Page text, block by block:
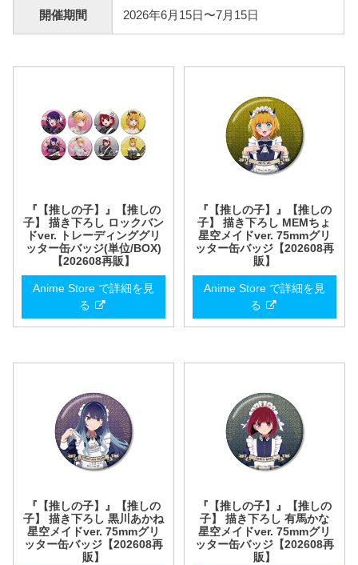
開催期間 2026年6月15日〜7月15日
『【推しの子】』【推しの
子】 描き下ろし ロックバン
ドver. トレーディンググリ
ッター缶バッジ(単位/BOX)
【202608再販】
Anime Store で詳細を見
る
『【推しの子】』【推しの
子】 描き下ろし MEMちょ
星空メイドver. 75mmグリ
ッター缶バッジ【202608再
販】
Anime Store で詳細を見
る
『【推しの子】』【推しの
子】 描き下ろし 黒川あかね
星空メイドver. 75mmグリ
ッター缶バッジ【202608再
販】
『【推しの子】』【推しの
子】 描き下ろし 有馬かな
星空メイドver. 75mmグリ
ッター缶バッジ【202608再
販】